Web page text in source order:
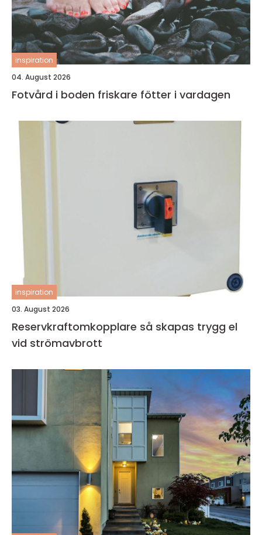
inspiration
04. August 2026
Fotvård i boden friskare fötter i vardagen
inspiration
03. August 2026
Reservkraftomkopplare så skapas trygg el
vid strömavbrott